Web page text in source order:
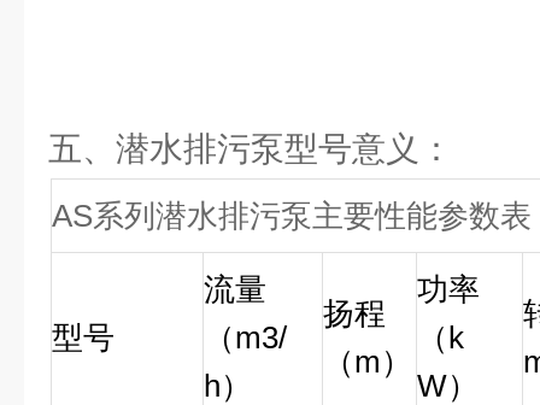
五、潜水排污泵型号意义：
AS系列潜水排污泵主要性能参数表
型号
流量
（m3/
h）
扬程
（m）
功率
（k
W）